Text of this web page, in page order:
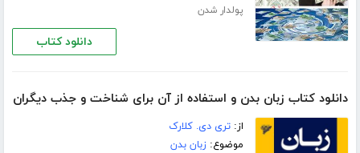
پولدار شدن
دانلود کتاب
دانلود کتاب زبان بدن و استفاده از آن برای شناخت و جذب دیگران
از:تری دی. کلارک
موضوع:زبان بدن